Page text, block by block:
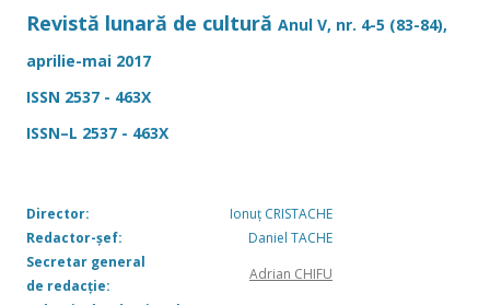
articole
Revistă lunară de cultură Anul V, nr. 4-5 (83-84),
aprilie-mai 2017
ISSN 2537 - 463X
ISSN–L 2537 - 463X
Director:
Ionuț CRISTACHE
Redactor-șef:
Daniel TACHE
Secretar general
de redacție:
Adrian CHIFU